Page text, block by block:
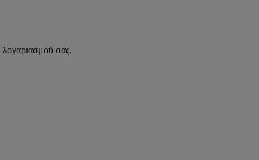
λογαριασμού σας.